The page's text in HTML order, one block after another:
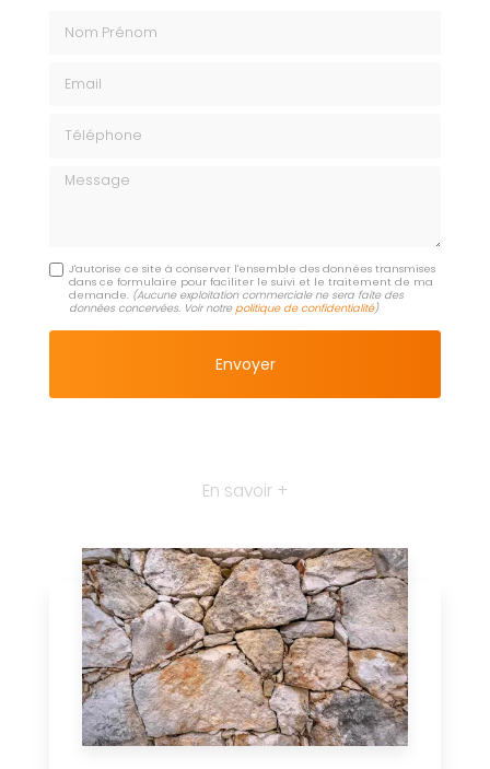
Message
J'autorise ce site à conserver l'ensemble des données transmises
dans ce formulaire pour faciliter le suivi et le traitement de ma
demande. (Aucune exploitation commerciale ne sera faite des
données concervées. Voir notre politique de confidentialité)
En savoir +